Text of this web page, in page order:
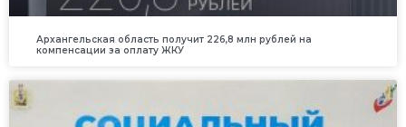
Архангельская область получит 226,8 млн рублей на
компенсации за оплату ЖКУ